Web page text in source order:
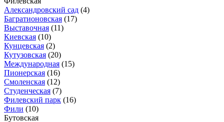
Александровский сад (4)
Багратионовская (17)
Выставочная (11)
Киевская (10)
Кунцевская (2)
Кутузовская (20)
Международная (15)
Пионерская (16)
Смоленская (12)
Студенческая (7)
Филевский парк (16)
Фили (10)
Бутовская